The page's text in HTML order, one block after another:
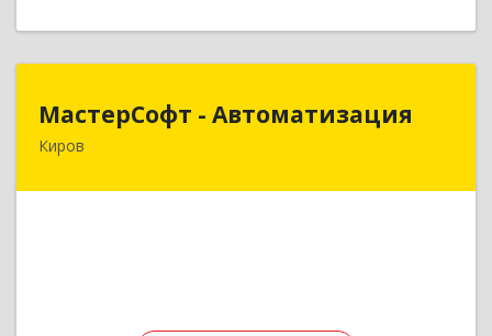
МастерСофт - Автоматизация
Киров
МастерСофт - Автоматизация
610017, Кировская обл, Киров г, Маклина ул,